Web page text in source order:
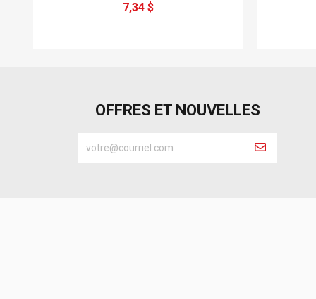
7,34 $
OFFRES ET NOUVELLES